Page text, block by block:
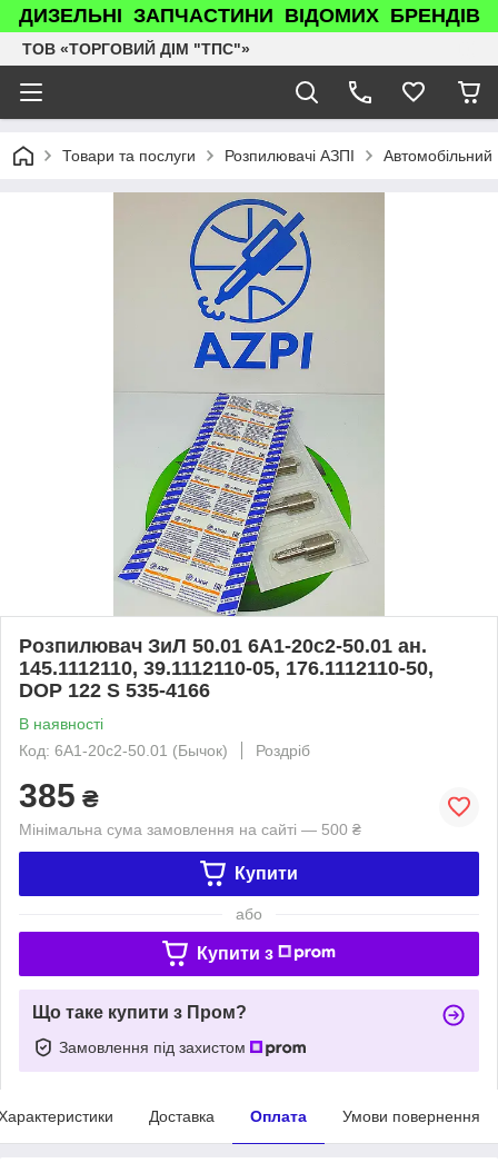
ДИЗЕЛЬНІ ЗАПЧАСТИНИ ВІДОМИХ БРЕНДІВ
ТОВ «ТОРГОВИЙ ДІМ "ТПС"»
Товари та послуги Розпилювачі АЗПІ Автомобільний
Розпилювач ЗиЛ 50.01 6А1-20с2-50.01 ан.
145.1112110, 39.1112110-05, 176.1112110-50,
DOP 122 S 535-4166
В наявності
Код: 6А1-20с2-50.01 (Бычок)
Роздріб
385 ₴
Мінімальна сума замовлення на сайті — 500 ₴
Купити
або
Купити з
Що таке купити з Пром?
Замовлення під захистом
Доставка Оплата Умови повернення